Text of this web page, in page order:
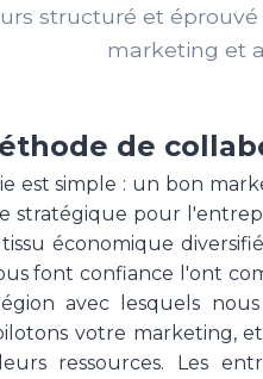
structuré et
marketing et
de
est simple : un bon
stratégique pour
économique
font confiance l'ont
avec lesquels
votre marketing,
ressources. Les